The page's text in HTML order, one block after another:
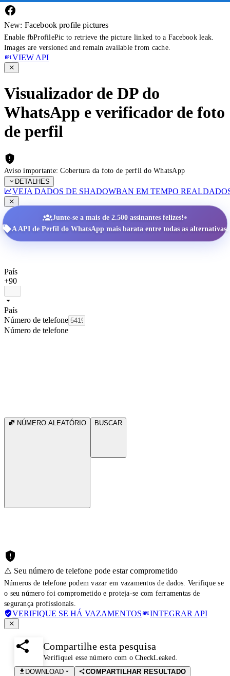
New: Facebook profile pictures
Enable fbProfilePic to retrieve the picture linked to a Facebook leak.
Images are versioned and remain available from cache.
VIEW API
Visualizador de DP do
WhatsApp e verificador de foto
de perfil
Aviso importante: Cobertura da foto de perfil do WhatsApp
DETALHES
VEJA DADOS DE SHADOWBAN EM TEMPO REAL
Junte-se a mais de 2.500 assinantes felizes!•
A API de Perfil do WhatsApp mais barata entre todas as alternativas.
País
+90
País
Número de telefone
Número de telefone
NÚMERO ALEATÓRIO BUSCAR
⚠️ Seu número de telefone pode estar comprometido
Números de telefone podem vazar em vazamentos de dados. Verifique se
o seu número foi comprometido e proteja-se com ferramentas de
segurança profissionais.
VERIFIQUE SE HÁ VAZAMENTOS INTEGRAR API
Compartilhe esta pesquisa
Verifiquei esse número com o CheckLeaked.
DOWNLOAD
COMPARTILHAR RESULTADO